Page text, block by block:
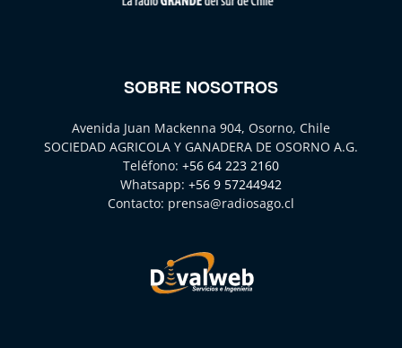
SOBRE NOSOTROS
Avenida Juan Mackenna 904, Osorno, Chile
SOCIEDAD AGRICOLA Y GANADERA DE OSORNO A.G.
Teléfono: +56 64 223 2160
Whatsapp: +56 9 57244942
Contacto: prensa@radiosago.cl